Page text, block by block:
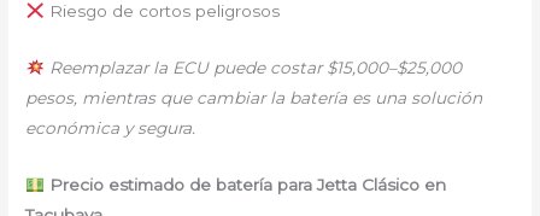
Riesgo de cortos peligrosos
Reemplazar la ECU puede costar $15,000–$25,000
pesos, mientras que cambiar la batería es una solución
económica y segura.
Precio estimado de batería para Jetta Clásico en